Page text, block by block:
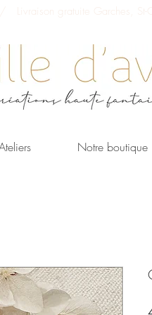
gratuite Garches, St-
Notre boutique